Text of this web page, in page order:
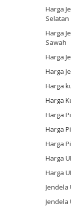
Harga
Selatan
Harga
Sawah
Harga
Harga
Harga
Harga
Harga
Harga
Harga
Harga
Harga
Jendela
Jendela